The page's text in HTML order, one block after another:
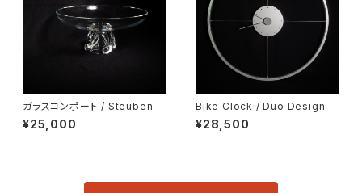
ガラスコンポート / Steuben
¥25,000
Bike Clock / Duo Design
¥28,500